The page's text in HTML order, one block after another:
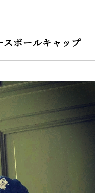
ボールキャップ